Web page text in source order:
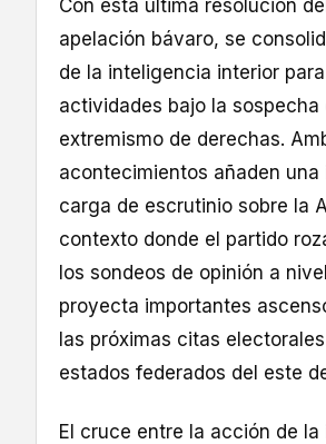
Con esta última resolución
apelación bávaro, se
de la inteligencia interior
actividades bajo la sospecha
extremismo de derechas.
acontecimientos añaden una
carga de escrutinio sobre la
contexto donde el partido
los sondeos de opinión a
proyecta importantes
las próximas citas
estados federados del este
El cruce entre la acción de